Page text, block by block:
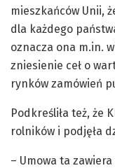
mieszkańców Unii,
dla każdego
oznacza ona m.in.
zniesienie ceł o
rynków zamówień
Podkreśliła też, że
rolników i podjęła
– Umowa ta